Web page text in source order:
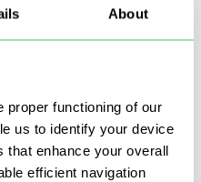
About
proper functioning of our
us to identify your device
that enhance your overall
efficient navigation
에 대한 링크 대량 메일 링,
따라 프로모션을 수행하므